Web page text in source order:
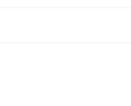
ej hemleverans). Frakten tas bort per